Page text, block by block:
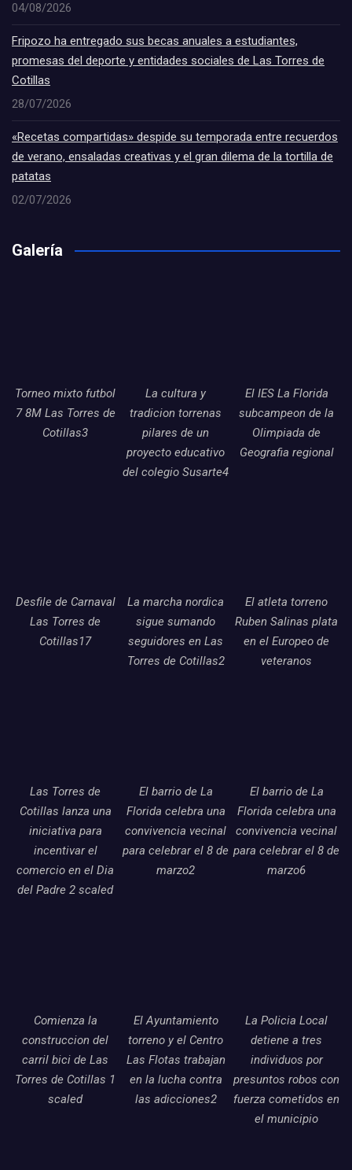
04/08/2026
Fripozo ha entregado sus becas anuales a estudiantes,
promesas del deporte y entidades sociales de Las Torres de
Cotillas
28/07/2026
«Recetas compartidas» despide su temporada entre recuerdos
de verano, ensaladas creativas y el gran dilema de la tortilla de
patatas
02/07/2026
Galería
Torneo mixto futbol
7 8M Las Torres de
Cotillas3
La cultura y
tradicion torrenas
pilares de un
proyecto educativo
del colegio Susarte4
El IES La Florida
subcampeon de la
Olimpiada de
Geografia regional
Desfile de Carnaval
Las Torres de
Cotillas17
La marcha nordica
sigue sumando
seguidores en Las
Torres de Cotillas2
El atleta torreno
Ruben Salinas plata
en el Europeo de
veteranos
Las Torres de
Cotillas lanza una
iniciativa para
incentivar el
comercio en el Dia
del Padre 2 scaled
El barrio de La
Florida celebra una
convivencia vecinal
para celebrar el 8 de
marzo2
El barrio de La
Florida celebra una
convivencia vecinal
para celebrar el 8 de
marzo6
Comienza la
construccion del
carril bici de Las
Torres de Cotillas 1
scaled
El Ayuntamiento
torreno y el Centro
Las Flotas trabajan
en la lucha contra
las adicciones2
La Policia Local
detiene a tres
individuos por
presuntos robos con
fuerza cometidos en
el municipio